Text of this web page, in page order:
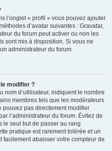
l’onglet « profil » vous pouvez ajouter
d’avatar suivantes : Gravatar,
du forum peut activer ou non les
sont mis à disposition. Si vous ne
administrateur du forum.
modifier ?
nom d’utilisateur, indiquent le nombre
membres tels que les modérateurs
pouvez pas directement modifier
l’administrateur du forum. Évitez de
le seul but de passer au rang
pratique est rarement tolérée et un
abaisser votre compteur de